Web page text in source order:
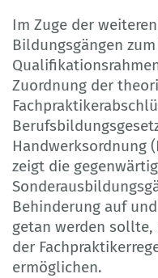
Im Zuge der
Bildungsgängen
Zuordnung der
Handwerksordnung
zeigt die
Behinderung auf
getan werden
der
ermöglichen.